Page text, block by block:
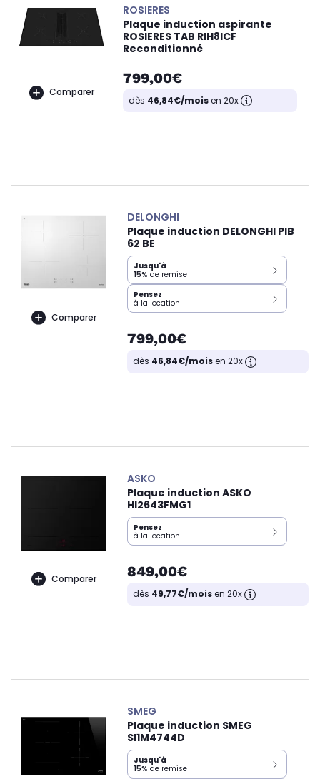
Comparer
ROSIERES
Plaque induction aspirante
ROSIERES TAB RIH8ICF
Reconditionné
799,00€
dès 46,84€/moisen 20x
Comparer
DELONGHI
Plaque induction DELONGHI PIB
62 BE
Jusqu'à
15% de remise
Pensez
à la location
799,00€
dès 46,84€/moisen 20x
Comparer
ASKO
Plaque induction ASKO
HI2643FMG1
Pensez
à la location
849,00€
dès 49,77€/moisen 20x
SMEG
Plaque induction SMEG
SI1M4744D
Jusqu'à
15% de remise